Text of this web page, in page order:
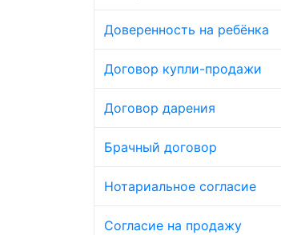
Доверенность на ребёнка
Договор купли-продажи
Договор дарения
Брачный договор
Нотариальное согласие
Согласие на продажу